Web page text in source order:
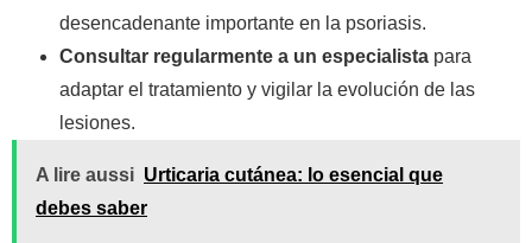
desencadenante importante en la psoriasis.
Consultar regularmente a un especialista para
adaptar el tratamiento y vigilar la evolución de las
lesiones.
A lire aussi Urticaria cutánea: lo esencial que
debes saber